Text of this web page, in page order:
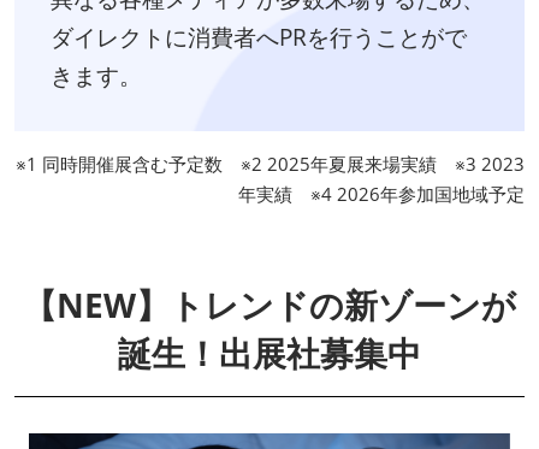
ダイレクトに消費者へPRを行うことがで
きます。
※1 同時開催展含む予定数 ※2 2025年夏展来場実績 ※3 2023
年実績 ※4 2026年参加国地域予定
【NEW】トレンドの新ゾーンが
誕生！出展社募集中